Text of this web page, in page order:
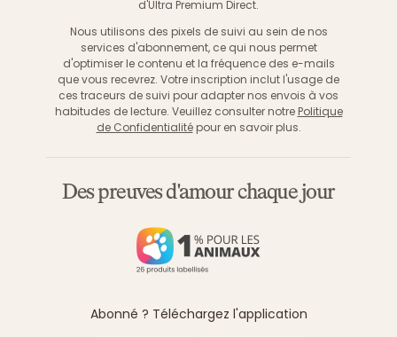
d'Ultra Premium Direct.
Nous utilisons des pixels de suivi au sein de nos
services d'abonnement, ce qui nous permet
d'optimiser le contenu et la fréquence des e-mails
que vous recevrez. Votre inscription inclut l'usage de
ces traceurs de suivi pour adapter nos envois à vos
habitudes de lecture. Veuillez consulter notre Politique
de Confidentialitépour en savoir plus.
Des preuves d'amour chaque jour
Abonné ? Téléchargez l'application